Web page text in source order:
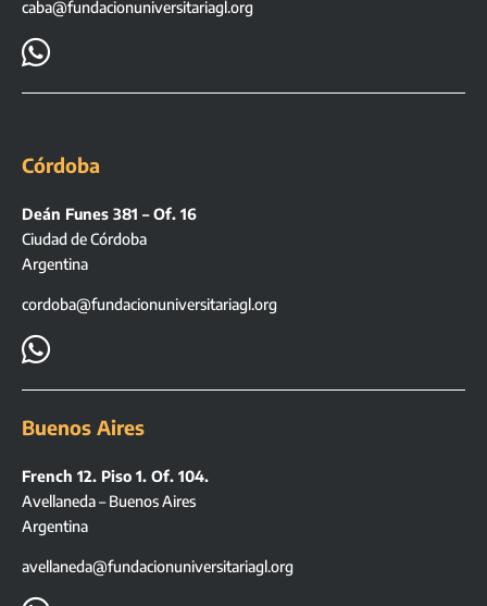
caba@fundacionuniversitariagl.org

Córdoba
Deán Funes 381 – Of. 16
Ciudad de Córdoba
Argentina
cordoba@fundacionuniversitariagl.org

Buenos Aires
French 12. Piso 1. Of. 104.
Avellaneda – Buenos Aires
Argentina
avellaneda@fundacionuniversitariagl.org